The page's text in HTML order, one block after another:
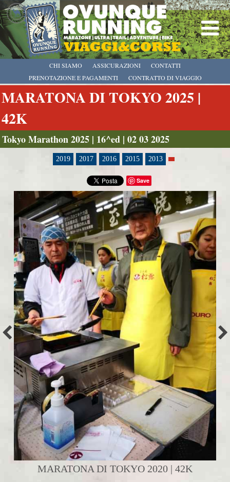
CHI SIAMO
PRENOTAZIONE E PAGAMENTI
CONTRATTO DI VIAGGIO
ASSICURAZIONI CONTATTI
MARATONA DI TOKYO 2025 |
42K
Tokyo Marathon 2025 | 16^ed | 02 03 2025
2019 2017 2016 2015 2013
Save
MARATONA DI TOKYO 2020 | 42K